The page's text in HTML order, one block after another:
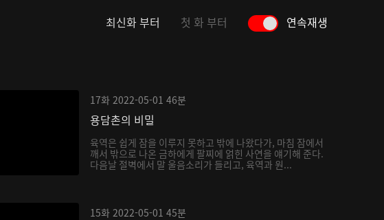
최신화 부터 첫 화 부터 연속재생
17화 2022-05-01 46분
용담촌의 비밀
육역은 쉽게 잠을 이루지 못하고 밖에 나왔다가, 마침 잠에서
깨서 밖으로 나온 금하에게 팔찌에 얽힌 사연을 얘기해 준다.
다음날 절벽에서 말 울음소리가 들리고, 육역과 원...
15화 2022-05-01 45분